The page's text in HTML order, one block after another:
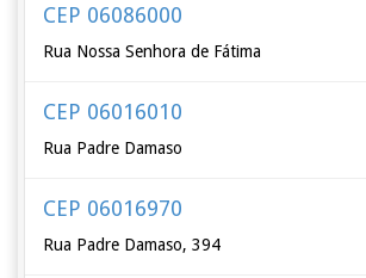
CEP 06086000
Rua Nossa Senhora de Fátima
CEP 06016010
Rua Padre Damaso
CEP 06016970
Rua Padre Damaso, 394